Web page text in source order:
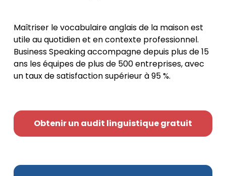
Maîtriser le vocabulaire anglais de la maison est
utile au quotidien et en contexte professionnel.
Business Speaking accompagne depuis plus de 15
ans les équipes de plus de 500 entreprises, avec
un taux de satisfaction supérieur à 95 %.
Obtenir un audit linguistique gratuit